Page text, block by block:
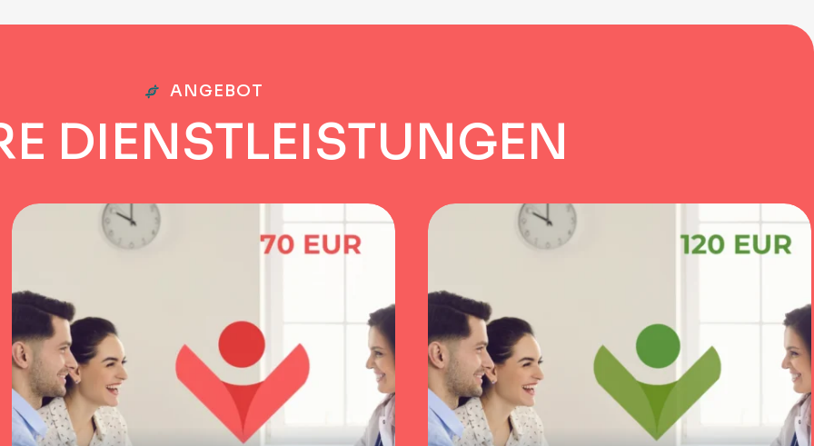
ANGEBOT
E DIENSTLEISTUNGEN